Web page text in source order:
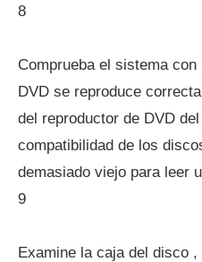
8
Comprueba el sistema
DVD se reproduce
del reproductor de DVD
compatibilidad de los
demasiado viejo para leer
9
Examine la caja del disco